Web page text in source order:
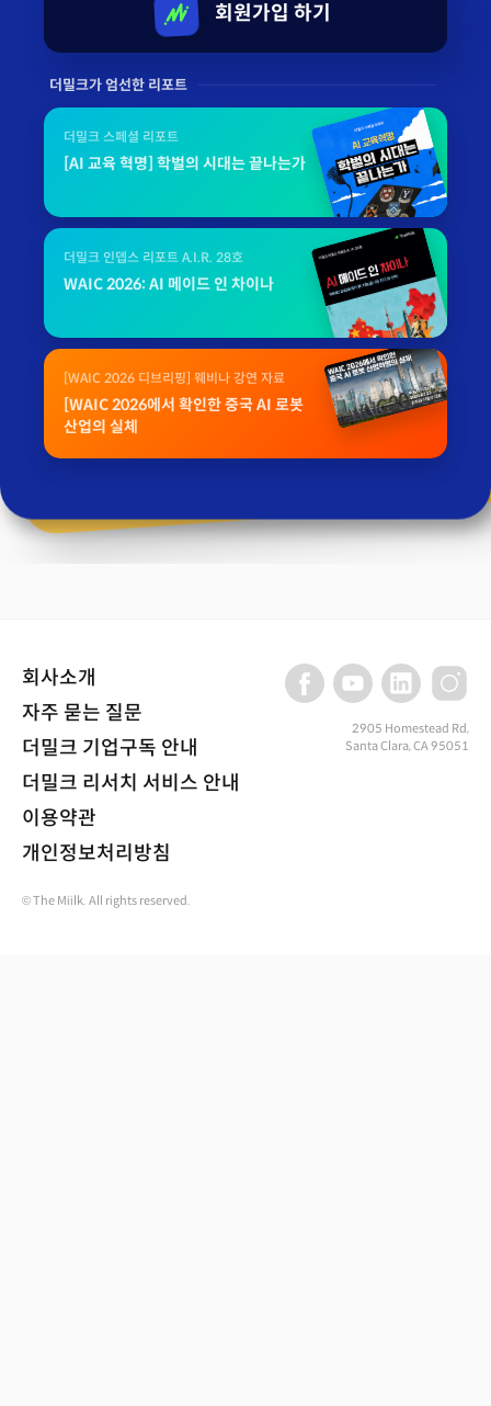
회원가입 하기
더밀크가 엄선한 리포트
더밀크 스페셜 리포트
[AI 교육 혁명] 학벌의 시대는 끝나는가
더밀크 인뎁스 리포트 A.I.R. 28호
WAIC 2026: AI 메이드 인 차이나
[WAIC 2026 디브리핑] 웨비나 강연 자료
[WAIC 2026에서 확인한 중국 AI 로봇
산업의 실체
회사소개
자주 묻는 질문
더밀크 기업구독 안내
더밀크 리서치 서비스 안내
이용약관
개인정보처리방침
2905 Homestead Rd,
Santa Clara, CA 95051
© The Miilk. All rights reserved.